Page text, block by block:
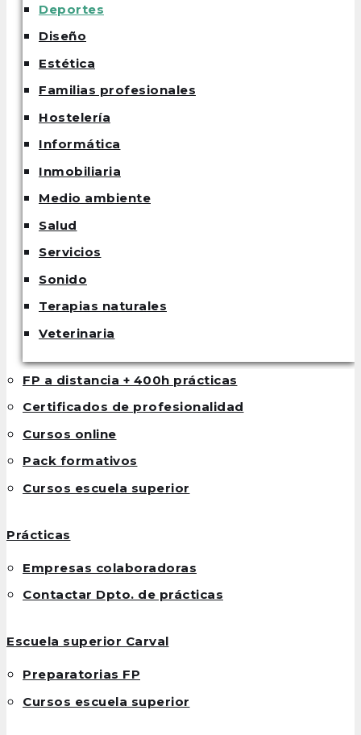
Deportes
Diseño
Estética
Familias profesionales
Hostelería
Informática
Inmobiliaria
Medio ambiente
Salud
Servicios
Sonido
Terapias naturales
Veterinaria
FP a distancia + 400h prácticas
Certificados de profesionalidad
Cursos online
Pack formativos
Cursos escuela superior
Prácticas
Empresas colaboradoras
Contactar Dpto. de prácticas
Escuela superior Carval
Preparatorias FP
Cursos escuela superior